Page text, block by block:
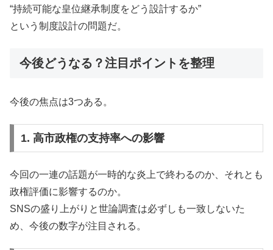
“持続可能な皇位継承制度をどう設計するか”
という制度設計の問題だ。
今後どうなる？注目ポイントを整理
今後の焦点は3つある。
1. 高市政権の支持率への影響
今回の一連の話題が一時的な炎上で終わるのか、それとも
政権評価に影響するのか。
SNSの盛り上がりと世論調査は必ずしも一致しないた
め、今後の数字が注目される。